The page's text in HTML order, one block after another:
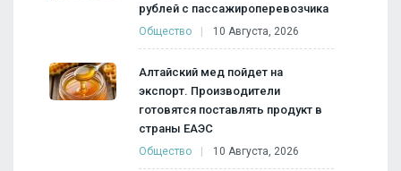
рублей с пассажироперевозчика
Общество 10 Августа, 2026
Алтайский мед пойдет на
экспорт. Производители
готовятся поставлять продукт в
страны ЕАЭС
Общество 10 Августа, 2026